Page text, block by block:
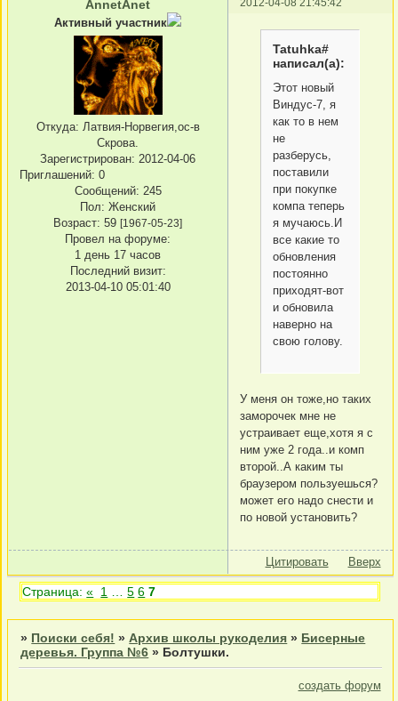
AnnetAnet
Активный участник
Откуда: Латвия-Норвегия,ос-в
Скрова.
Зарегистрирован: 2012-04-06
Приглашений: 0
Сообщений: 245
Пол: Женский
Возраст: 59 [1967-05-23]
Провел на форуме:
1 день 17 часов
Последний визит:
2013-04-10 05:01:40
Tatuhka#
написал(а):
Этот новый
Виндус-7, я
как то в нем
не
разберусь,
поставили
при покупке
компа теперь
я мучаюсь.И
все какие то
обновления
постоянно
приходят-вот
и обновила
наверно на
свою голову.
У меня он тоже,но таких
заморочек мне не
устраивает еще,хотя я с
ним уже 2 года..и комп
второй..А каким ты
браузером пользуешься?
может его надо снести и
по новой установить?
Цитировать Вверх
Страница:« 1 … 5 6 7
» Поиски себя! »Архив школы рукоделия » Бисерные
деревья. Группа №6 » Болтушки.
создать форум